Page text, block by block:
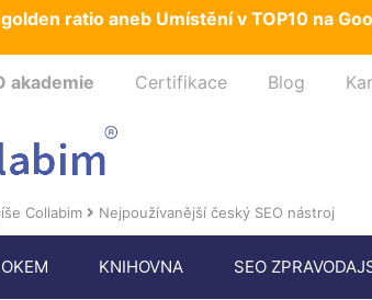
ratio aneb Umístění v TOP10 na
akademie Certifikace Blog
Collabim Nejpoužívanější český SEO nástroj
KNIHOVNA SEO